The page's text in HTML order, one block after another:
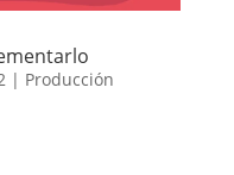
| Producción